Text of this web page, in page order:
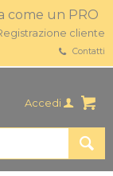
come un PRO
cliente
Contatti
Accedi